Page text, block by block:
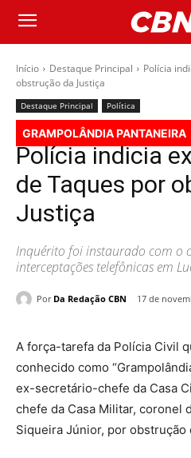
Início Destaque Principal
Polícia
obstrução da Justiça
Destaque Principal Política
GRAMPOLÂNDIA PANTANEIRA
Polícia indicia
de Taques por
Justiça
Inquérito foi instaurado com o
interceptações telefônicas em
Por Da Redação CBN 17 de
A força-tarefa da Polícia Civil
conhecido como
ex-secretário-chefe da Casa
chefe da Casa Militar, coronel
Siqueira Júnior, por obstrução